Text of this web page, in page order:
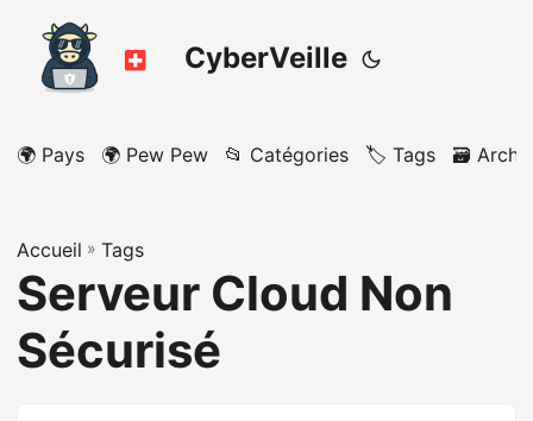
CyberVeille
🌍 Pays 🌍 Pew Pew 📂 Catégories 🏷️ Tags 🗃️
Accueil » Tags
Serveur Cloud Non
Sécurisé